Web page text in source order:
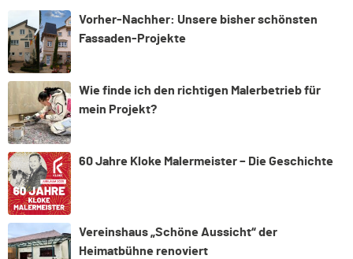
Vorher-Nachher: Unsere bisher schönsten
Fassaden-Projekte
Wie finde ich den richtigen Malerbetrieb für
mein Projekt?
60 Jahre Kloke Malermeister – Die Geschichte
Vereinshaus „Schöne Aussicht“ der
Heimatbühne renoviert